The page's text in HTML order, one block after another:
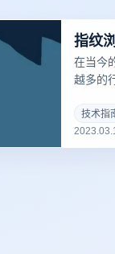
在当今
越多的
用到
清楚的
道什么
技术指